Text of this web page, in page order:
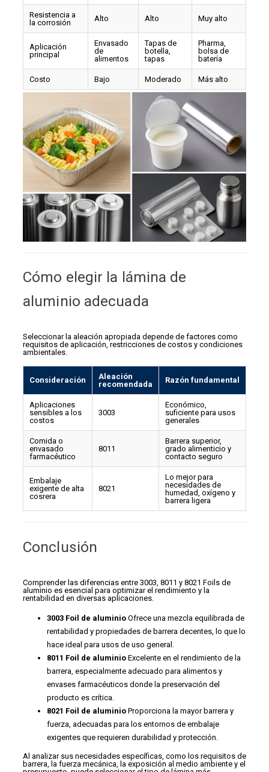
Resistencia a
la corrosión
Alto Alto Muy alto
Aplicación
principal
Envasado
de
alimentos
Tapas de
botella,
tapas
Pharma,
bolsa de
batería
Costo Bajo Moderado Más alto
Cómo elegir la lámina de
aluminio adecuada
Seleccionar la aleación apropiada depende de factores como
requisitos de aplicación, restricciones de costos y condiciones
ambientales.
Consideración
Aleación
recomendada
Razón fundamental
Aplicaciones
sensibles a los
costos
3003
Económico,
suficiente para usos
generales
Comida o
envasado
farmacéutico
8011
Barrera superior,
grado alimenticio y
contacto seguro
Embalaje
exigente de alta
cosrera
8021
Lo mejor para
necesidades de
humedad, oxígeno y
barrera ligera
Conclusión
Comprender las diferencias entre 3003, 8011 y 8021 Foils de
aluminio es esencial para optimizar el rendimiento y la
rentabilidad en diversas aplicaciones.
3003 Foil de aluminio Ofrece una mezcla equilibrada de
rentabilidad y propiedades de barrera decentes, lo que lo
hace ideal para usos de uso general.
8011 Foil de aluminio Excelente en el rendimiento de la
barrera, especialmente adecuado para alimentos y
envases farmacéuticos donde la preservación del
producto es crítica.
8021 Foil de aluminio Proporciona la mayor barrera y
fuerza, adecuadas para los entornos de embalaje
exigentes que requieren durabilidad y protección.
Al analizar sus necesidades específicas, como los requisitos de
barrera, la fuerza mecánica, la exposición al medio ambiente y el